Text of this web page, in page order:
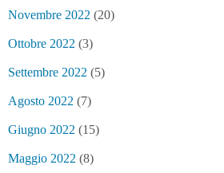
Novembre 2022 (20)
Ottobre 2022 (3)
Settembre 2022 (5)
Agosto 2022 (7)
Giugno 2022 (15)
Maggio 2022 (8)